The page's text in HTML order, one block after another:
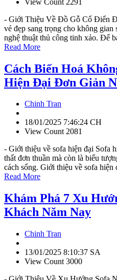
- Giới Thiệu Về Đồ Gỗ Cổ Điển
vẻ đẹp sang trọng cho không gian
nghệ thuật thủ công tinh xảo. Để
Read More
Cách Biến Hoá
Hiện Đại Đơn Giản
Chinh Tran
18/01/2025 7:46:24 CH
View Count 2081
- Giới thiệu về sofa hiện đại Sofa
thất đơn thuần mà còn là biểu
cách sống. Giới thiệu về sofa hiện
Read More
Khám Phá 7 Xu
Khách Năm Nay
Chinh Tran
13/01/2025 8:10:37 SA
View Count 3000